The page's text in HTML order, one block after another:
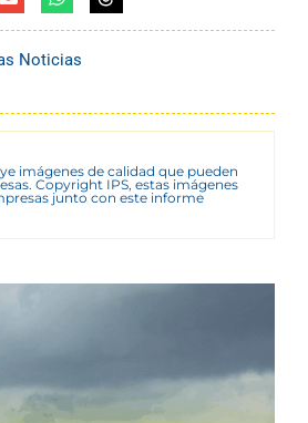
Noticias
imágenes de calidad que pueden
Copyright IPS, estas imágenes
junto con este informe